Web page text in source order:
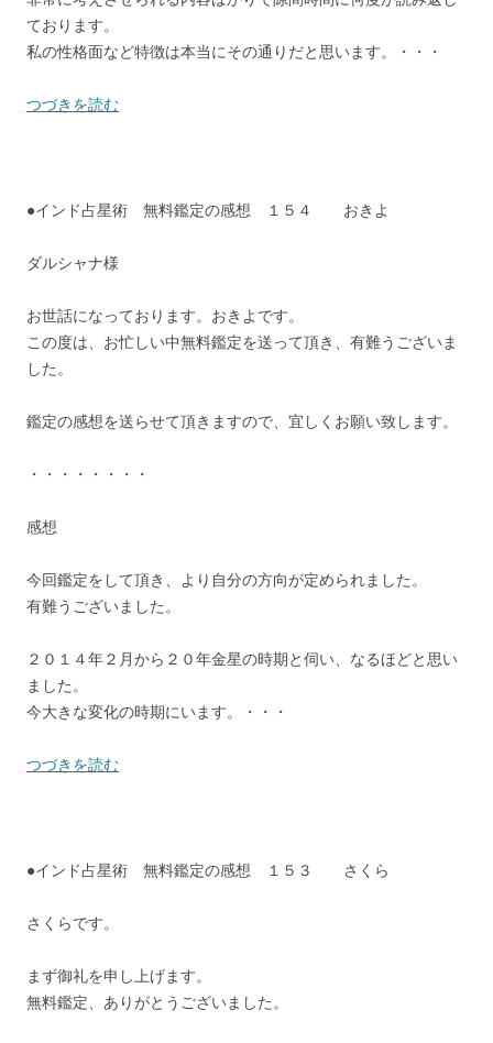
ております。
私の性格面など特徴は本当にその通りだと思います。・・・
つづきを読む
●インド占星術 無料鑑定の感想 １５４ おきよ
ダルシャナ様
お世話になっております。おきよです。
この度は、お忙しい中無料鑑定を送って頂き、有難うございま
した。
鑑定の感想を送らせて頂きますので、宜しくお願い致します。
・・・・・・・・
感想
今回鑑定をして頂き、より自分の方向が定められました。
有難うございました。
２０１４年２月から２０年金星の時期と伺い、なるほどと思い
ました。
今大きな変化の時期にいます。・・・
つづきを読む
●インド占星術 無料鑑定の感想 １５３ さくら
さくらです。
まず御礼を申し上げます。
無料鑑定、ありがとうございました。